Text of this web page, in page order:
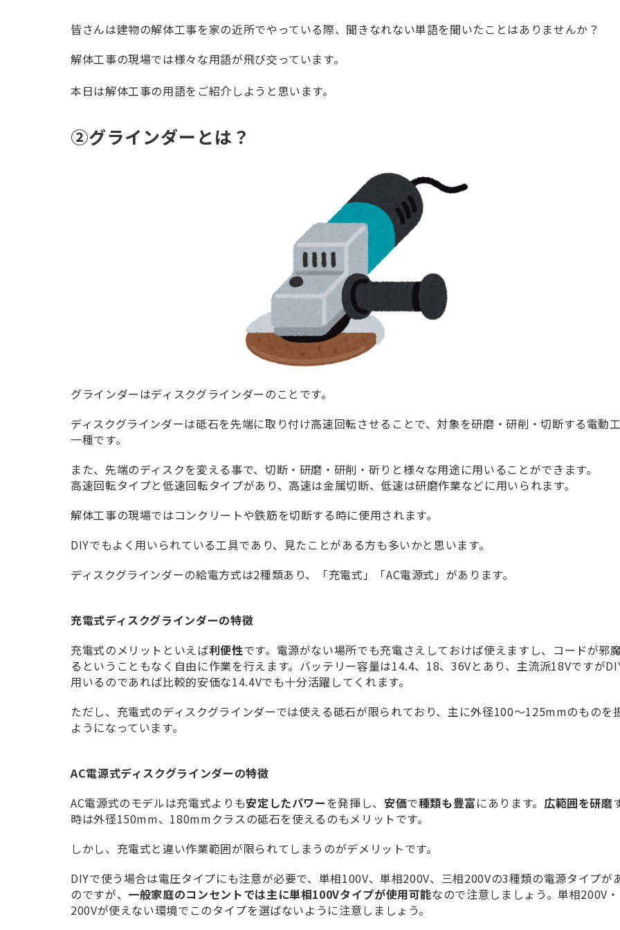
皆さんは建物の解体工事を家の近所でやっている際、聞きなれない単語を聞いたことはありませんか？
解体工事の現場では様々な用語が飛び交っています。
本日は解体工事の用語をご紹介しようと思います。
②グラインダーとは？
グラインダーはディスクグラインダーのことです。
ディスクグラインダーは砥石を先端に取り付け高速回転させることで、対象を研磨・研削・切断する電動
一種です。
また、先端のディスクを変える事で、切断・研磨・研削・斫りと様々な用途に用いることができます。
高速回転タイプと低速回転タイプがあり、高速は金属切断、低速は研磨作業などに用いられます。
解体工事の現場ではコンクリートや鉄筋を切断する時に使用されます。
DIYでもよく用いられている工具であり、見たことがある方も多いかと思います。
ディスクグラインダーの給電方式は2種類あり、「充電式」「AC電源式」があります。
充電式ディスクグラインダーの特徴
充電式のメリットといえば利便性です。電源がない場所でも充電さえしておけば使えますし、コードが邪
るということもなく自由に作業を行えます。バッテリー容量は14.4、18、36Vとあり、主流派18Vですが
用いるのであれば比較的安価な14.4Vでも十分活躍してくれます。
ただし、充電式のディスクグラインダーでは使える砥石が限られており、主に外径100〜125mmのものを
ようになっています。
AC電源式ディスクグラインダーの特徴
AC電源式のモデルは充電式よりも安定したパワーを発揮し、 安価で種類も豊富にあります。 広範囲を研磨
時は外径150mm、180mmクラスの砥石を使えるのもメリットです。
しかし、充電式と違い作業範囲が限られてしまうのがデメリットです。
DIYで使う場合は電圧タイプにも注意が必要で、単相100V、単相200V、三相200Vの3種類の電源タイプが
のですが、 一般家庭のコンセントでは主に単相100Vタイプが使用可能なので注意しましょう。単相200V
200Vが使えない環境でこのタイプを選ばないように注意しましょう。